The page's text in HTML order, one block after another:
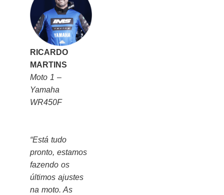
RICARDO
MARTINS
Moto 1 –
Yamaha
WR450F
“Está tudo
pronto, estamos
fazendo os
últimos ajustes
na moto. As